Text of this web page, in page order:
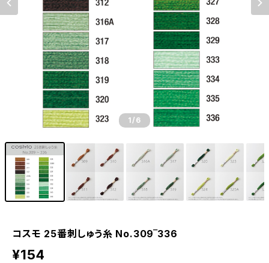
1 /6
コスモ 25番刺しゅう糸 No.309‾336
¥154